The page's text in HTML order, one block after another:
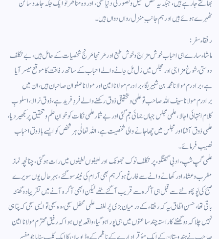
بھاگتے جارہے ہیں، جبکہ یہ محض تخیل وتصور کی دنیا تھی، اور وہ مناظر تو ایک جگہ جامد وساکن
ٹھہرے ہوئے ہیں اور ہم جانبِ منزل رواں دواں ہیں۔
رفقاء سفر :
ماشاء سارے ہی احباب خوش مزاج وخوش طبع اور مَرنجا مَرنج شخصیات کے حامل ہیں، بے تکلف
دوستی، شوخ مزاجی اور مجلس میں رَل مِل جانے والے احباب کے ساتھ رفاقت کا موقع میسر آیا
ہے، برادرم مولانا محمد بن شبیر بگا، برادرم مولانا امین اور مولانا صفوان صاحبان ہیں، ان میں
برادرم مولانا سیف اللہ صاحب تو علمی وتحقیقی ذوق رکھنے والے فردِ فرید ہے، ذوق نرالا، اسلوبِ
کلام انتہائی اجالا، علمی مجلس جہاں جمائی جم گئی اور بے شمار علمی نکات کو خوانِ علم وتحقیق پر بکھیر دیا،
علمی ذوق آشنا اور مجلس میں چھاجانے والی شخصیت ہے، اللہ تعالٰی ہر شخص کو ایسے باذوق احباب
نصیب فرمائے۔
علمی گپ شپ، ادبی گفتگو، پر تکلف نوک جھونک اور لطیفوں لطیفوں میں رات ہوگئی، چنانچہ نماز
مغرب وعشاء اور کھانے وانے سے فارغ ہوکر ہم بھی آرام کی نیند سوگئے، بہر حال یوں سویرے
صبح کی پَو پھوٹنے سے قبل ہی آگرہ سے قریب آگئے تھے لیکن ابھی آگرہ آنے میں تقریبا دو گھنٹہ
باقی تھا، حسنِ اتفاق یہ کہ رفقاء کے درمیان بڑی پُر لطف علمی محفل سجی، وہ سجی تو ایسی سجی کہ پتا ہی
نہیں چلا کہ دو گھنٹے کا راستہ چند ساعتوں میں ہی پورا ہوگیا، واقعہ یوں ہوا کہ رفیقِ محترم مولانا امین